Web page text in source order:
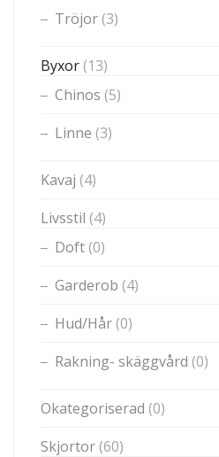
Tröjor (3)
Byxor (13)
Chinos (5)
Linne (3)
Kavaj (4)
Livsstil (4)
Doft (0)
Garderob (4)
Hud/Hår (0)
Rakning- skäggvård (0)
Okategoriserad (0)
Skjortor (60)